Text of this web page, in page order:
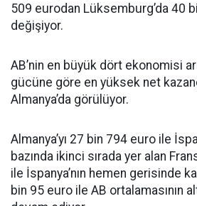
509 eurodan Lüksemburg’da 40
değişiyor.
AB’nin en büyük dört ekonomisi
gücüne göre en yüksek net
Almanya’da görülüyor.
Almanya’yı 27 bin 794 euro ile
bazında ikinci sırada yer alan
ile İspanya’nın hemen gerisinde
bin 95 euro ile AB ortalamasının